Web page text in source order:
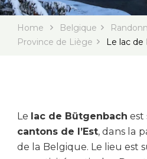
Home Belgique
Province de Liège
Le lac
Le lac de Bütgenbach est
cantons de l’Est, dans la
de la Belgique. Le lieu est